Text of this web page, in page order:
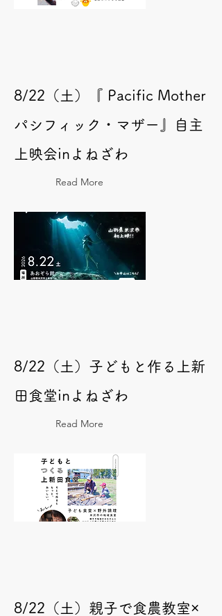
8/22（土）『 Pacific Mother
パシフィック・マザー』自主
上映会inよねざわ
Read More
8/22（土）子どもと作る上新
田食堂inよねざわ
Read More
8/22（土）親子で食農教室×